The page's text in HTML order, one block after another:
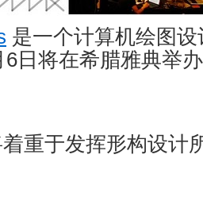
是一个计算机绘图
6日将在希腊雅典举
重于发挥形构设计